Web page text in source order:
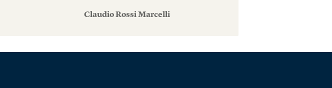
Claudio Rossi Marcelli